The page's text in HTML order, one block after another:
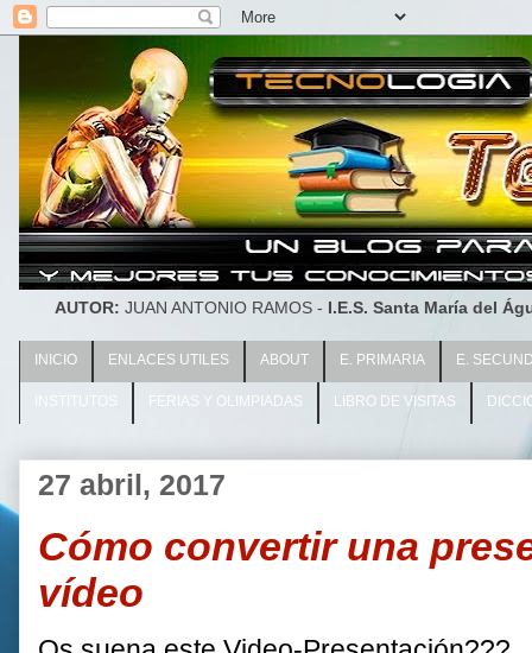
AUTOR: JUAN ANTONIO RAMOS - I.E.S. Santa María del
INICIO ENLACES UTILES ABOUT E. PRIMARIA E.
INSTITUTOS FERIAS Y OLIMPIADAS LIBRO DE VISITAS
27 abril, 2017
Cómo convertir una
vídeo